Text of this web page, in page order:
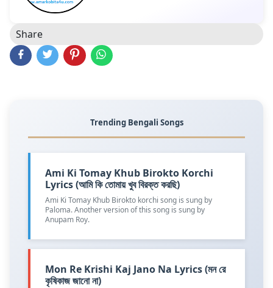
Share
Trending Bengali Songs
Ami Ki Tomay Khub Birokto Korchi
Lyrics (আমি কি তোমায় খুব বিরক্ত করছি)
Ami Ki Tomay Khub Birokto korchi song is sung by
Paloma. Another version of this song is sung by
Anupam Roy.
Mon Re Krishi Kaj Jano Na Lyrics (মন রে
কৃষিকাজ জানো না)